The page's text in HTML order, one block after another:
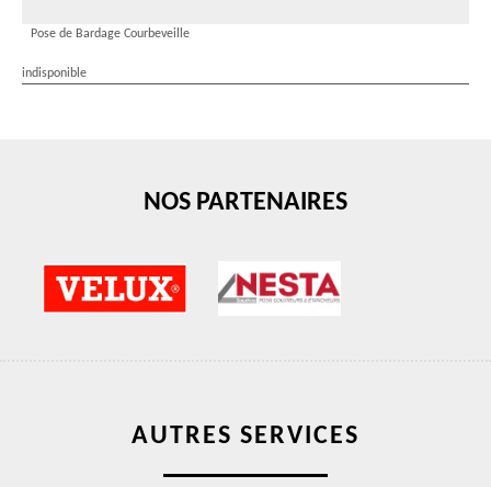
Pose de Bardage Courbeveille
indisponible
NOS PARTENAIRES
AUTRES SERVICES